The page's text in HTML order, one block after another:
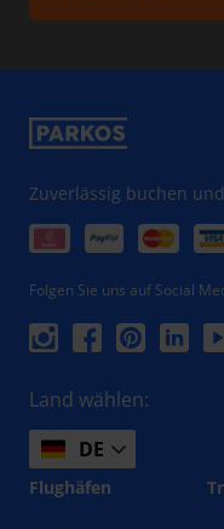
Zuverlässig buchen
Folgen Sie uns auf Social
Land wählen:
DE
Flughäfen